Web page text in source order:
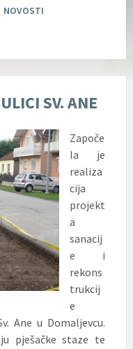
NOVOSTI
SV. ANE
Započe
la je
realiza
cija
projekt
a
sanacij
e i
rekons
trukcij
e
Ane u Domaljevcu.
pješačke staze te